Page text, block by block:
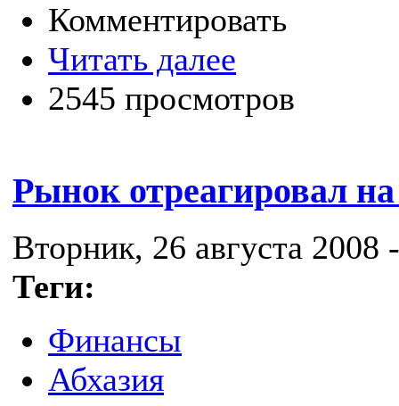
Комментировать
Читать далее
2545 просмотров
Рынок отреагировал
Вторник, 26 августа 2008
Теги:
Финансы
Абхазия